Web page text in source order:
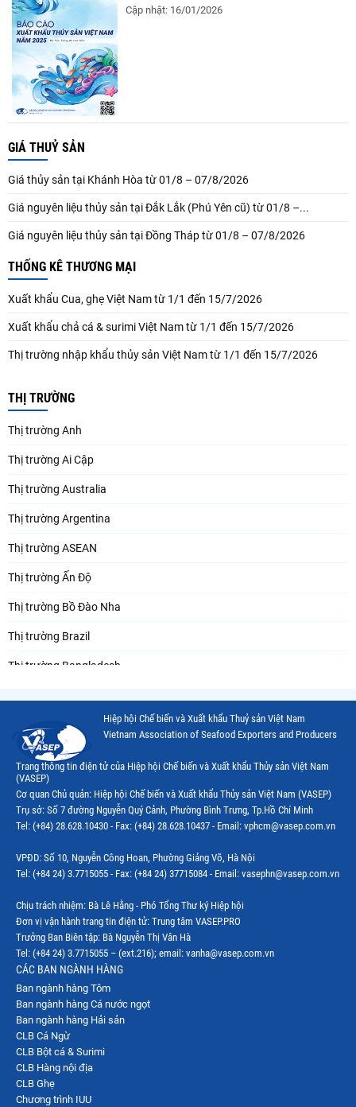
Cập nhật: 16/01/2026
GIÁ THUỶ SẢN
Giá thủy sản tại Khánh Hòa từ 01/8 – 07/8/2026
Giá nguyên liệu thủy sản tại Đắk Lắk (Phú Yên cũ) từ 01/8 –...
Giá nguyên liệu thủy sản tại Đồng Tháp từ 01/8 – 07/8/2026
THỐNG KÊ THƯƠNG MẠI
Xuất khẩu Cua, ghẹ Việt Nam từ 1/1 đến 15/7/2026
Xuất khẩu chả cá & surimi Việt Nam từ 1/1 đến 15/7/2026
Thị trường nhập khẩu thủy sản Việt Nam từ 1/1 đến 15/7/2026
THỊ TRƯỜNG
Thị trường Anh
Thị trường Ai Cập
Thị trường Australia
Thị trường Argentina
Thị trường ASEAN
Thị trường Ấn Độ
Thị trường Bồ Đào Nha
Thị trường Brazil
Thị trường Bangladesh
Thị trường Canada
Thị trường Ecuador
Thị trường EU
Thị trường Indonesia
Thị trường Mỹ
Thị trường Nga
Thị trường Hàn Quốc
Thị trường Nhật Bản
Thị trường Thái Lan
Thị trường Trung Quốc
Thị trường Philippines
Thị trường Tây Ban Nha
Hiệp hội Chế biến và Xuất khẩu Thuỷ sản Việt Nam
Vietnam Association of Seafood Exporters and Producers
Trang thông tin điện tử của Hiệp hội Chế biến và Xuất khẩu Thủy sản Việt Nam
(VASEP)
Cơ quan Chủ quản: Hiệp hội Chế biến và Xuất khẩu Thủy sản Việt Nam (VASEP)
Trụ sở: Số 7 đường Nguyễn Quý Cảnh, Phường Bình Trưng, Tp.Hồ Chí Minh
Tel: (+84) 28.628.10430 - Fax: (+84) 28.628.10437 - Email: vphcm@vasep.com.vn
VPĐD: Số 10, Nguyễn Công Hoan, Phường Giảng Võ, Hà Nội
Tel: (+84 24) 3.7715055 - Fax: (+84 24) 37715084 - Email: vasephn@vasep.com.vn
Chịu trách nhiệm: Bà Lê Hằng - Phó Tổng Thư ký Hiệp hội
Đơn vị vận hành trang tin điện tử: Trung tâm VASEP.PRO
Trưởng Ban Biên tập: Bà Nguyễn Thị Vân Hà
Tel: (+84 24) 3.7715055 – (ext.216); email: vanha@vasep.com.vn
CÁC BAN NGÀNH HÀNG
Ban ngành hàng Tôm
Ban ngành hàng Cá nước ngọt
Ban ngành hàng Hải sản
CLB Cá Ngừ
CLB Bột cá & Surimi
CLB Hàng nội địa
CLB Ghẹ
Chương trình IUU